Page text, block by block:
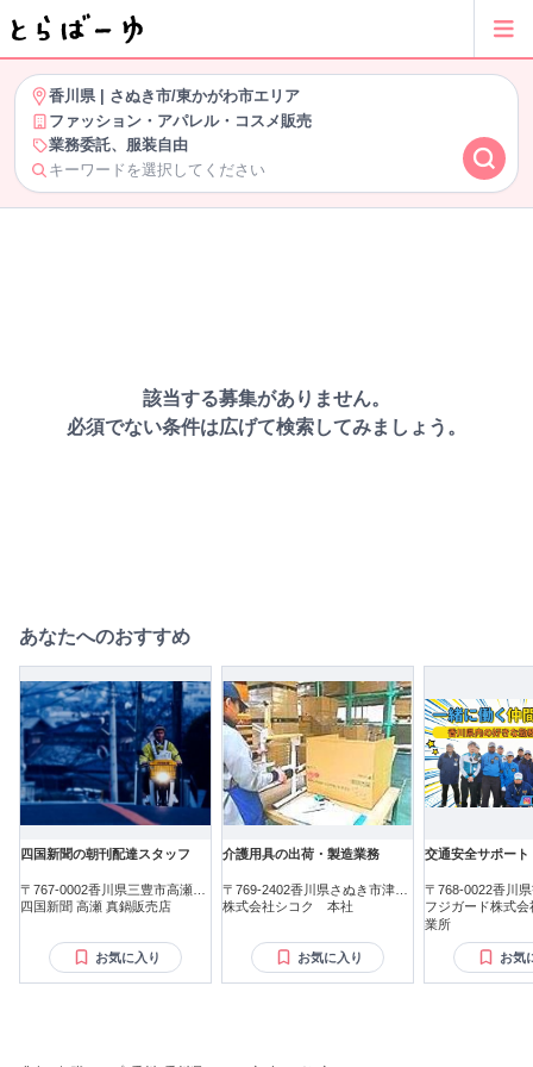
香川県| さぬき市/東かがわ市エリア
ファッション・アパレル・コスメ販売
業務委託、服装自由
キーワードを選択してください
該当する募集がありません。
必須でない条件は広げて検索してみましょう。
あなたへのおすすめ
四国新聞の朝刊配達スタッフ
〒767-0002香川県三豊市高瀬町
新名
四国新聞 高瀬 真鍋販売店
お気に入り
介護用具の出荷・製造業務
〒769-2402香川県さぬき市津田
町鶴羽
株式会社シコク 本社
お気に入り
交通安全サポート
〒768-0022香川
町
フジガード株式
業所
お気